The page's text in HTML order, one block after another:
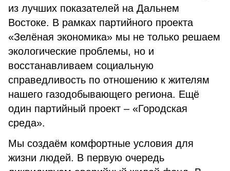
из лучших показателей на Дальнем
Востоке. В рамках партийного проекта
«Зелёная экономика» мы не только решаем
экологические проблемы, но и
восстанавливаем социальную
справедливость по отношению к жителям
нашего газодобывающего региона. Ещё
один партийный проект – «Городская
среда».
Мы создаём комфортные условия для
жизни людей. В первую очередь